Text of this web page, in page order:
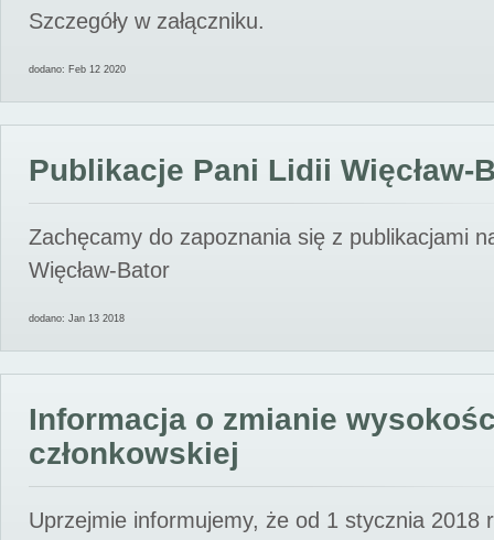
Szczegóły w załączniku.
dodano: Feb 12 2020
Publikacje Pani Lidii Więcław-
Zachęcamy do zapoznania się z publikacjami
Więcław-Bator
dodano: Jan 13 2018
Informacja o zmianie
członkowskiej
Uprzejmie informujemy, że od 1 stycznia 2018